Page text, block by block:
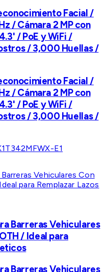
Facial /
/ Cámara 2 MP con
/ PoE y WiFi /
/ 3,000 Huellas /
Facial /
/ Cámara 2 MP con
/ PoE y WiFi /
/ 3,000 Huellas /
E1
Barreras Vehiculares
/ Ideal para
Barreras Vehiculares